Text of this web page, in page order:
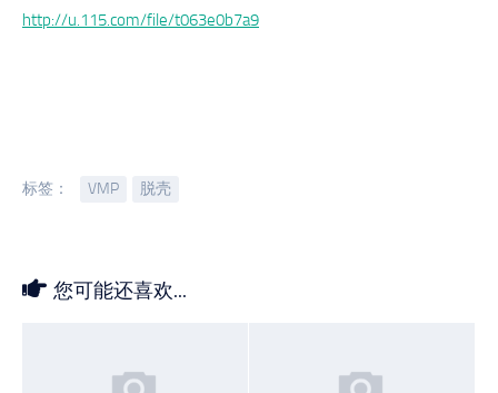
http://u.115.com/file/t063e0b7a9
标签： VMP 脱壳
您可能还喜欢...